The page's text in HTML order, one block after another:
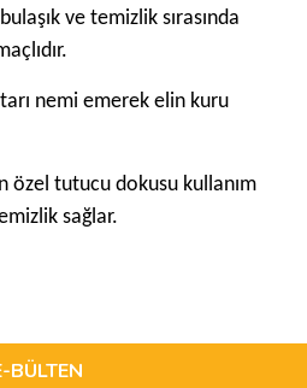
ve temizlik sırasında
nemi emerek elin kuru
özel tutucu dokusu kullanım
sağlar.
ederiz.
BÜLTEN